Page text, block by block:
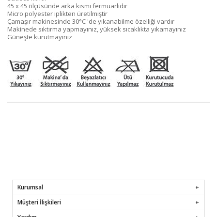
45 x 45 ölçüsünde arka kısmı fermuarlıdır
Micro polyester iplikten üretilmiştir
Çamaşır makinesinde 30°C 'de yıkanabilme özelliği vardır
Makinede sıktırma yapmayınız, yüksek sıcaklıkta yıkamayınız
Güneşte kurutmayınız
Kurumsal
Müşteri İlişkileri